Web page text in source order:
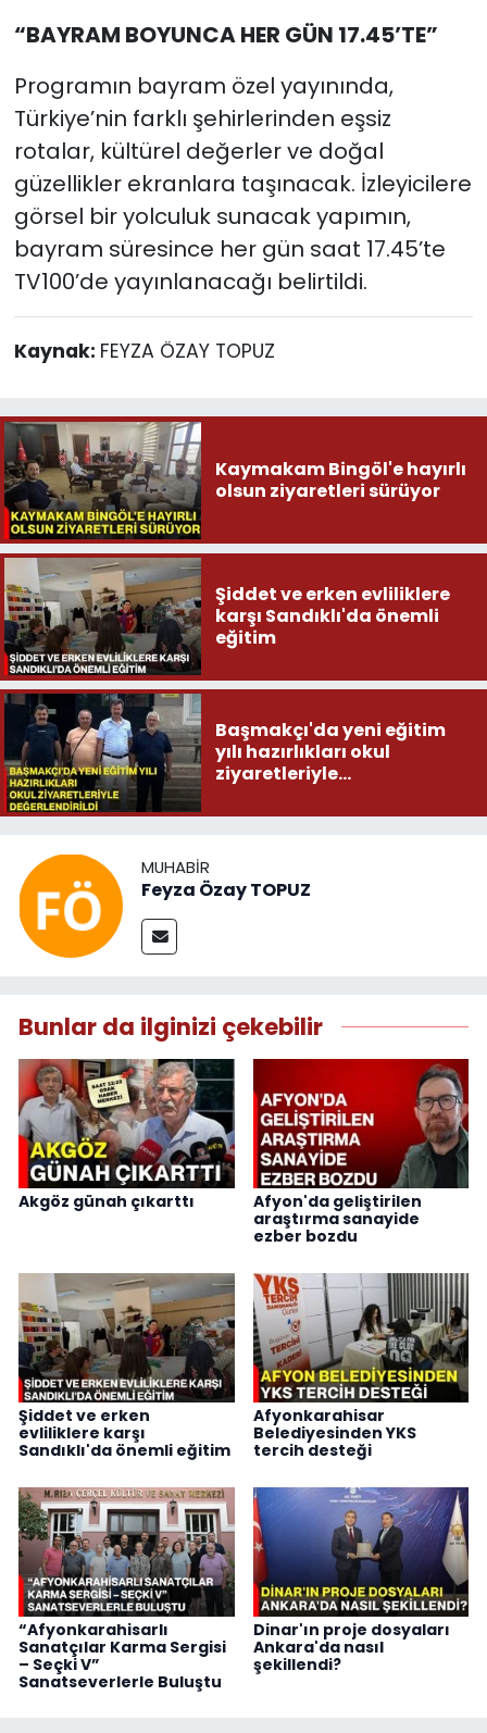
“BAYRAM BOYUNCA HER GÜN 17.45’TE”
Programın bayram özel yayınında,
Türkiye’nin farklı şehirlerinden eşsiz
rotalar, kültürel değerler ve doğal
güzellikler ekranlara taşınacak. İzleyicilere
görsel bir yolculuk sunacak yapımın,
bayram süresince her gün saat 17.45’te
TV100’de yayınlanacağı belirtildi.
Kaynak: FEYZA ÖZAY TOPUZ
Kaymakam Bingöl'e hayırlı
olsun ziyaretleri sürüyor
Şiddet ve erken evliliklere
karşı Sandıklı'da önemli
eğitim
Başmakçı'da yeni eğitim
yılı hazırlıkları okul
ziyaretleriyle
MUHABIR
Feyza Özay TOPUZ
Bunlar da ilginizi çekebilir
Akgöz günah çıkarttı
Afyon'da geliştirilen
araştırma sanayide
ezber bozdu
Şiddet ve erken
evliliklere karşı
Sandıklı'da önemli eğitim
Afyonkarahisar
Belediyesinden YKS
tercih desteği
“Afyonkarahisarlı
Sanatçılar Karma Sergisi
– Seçki V”
Sanatseverlerle Buluştu
Dinar'ın proje dosyaları
Ankara'da nasıl
şekillendi?